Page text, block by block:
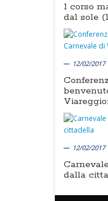
1 corso
dal sole
12/02/2017
12/02/2017
dalla